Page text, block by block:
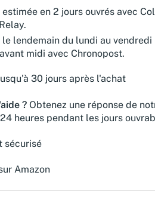
estimée en 2 jours ouvrés avec
le lendemain du lundi au
midi avec Chronopost.
30 jours après l'achat
? Obtenez une réponse de
heures pendant les jours
sécurisé
Amazon